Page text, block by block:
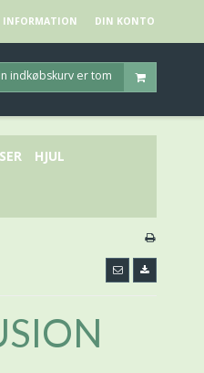
INFORMATION DIN KONTO
indkøbskurv er tom
HJUL